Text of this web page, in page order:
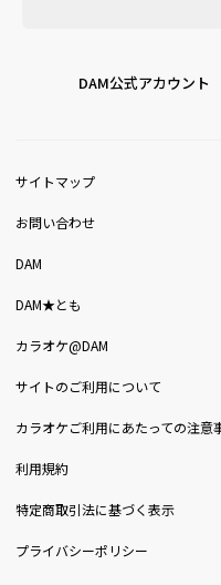
DAM公式アカウント
サイトマップ
お問い合わせ
DAM
DAM★とも
カラオケ@DAM
サイトのご利用について
カラオケご利用にあたっての注意
利用規約
特定商取引法に基づく表示
プライバシーポリシー